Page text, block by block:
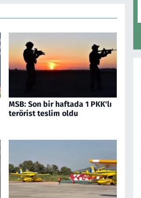
MSB: Son bir haftada 1 PKK'lı
terörist teslim oldu